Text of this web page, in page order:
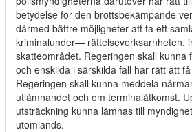
betydelse för den brottsbekämpande
därmed bättre möjligheter att ta ett
kriminalunder— rättelseverksarnheten,
skatteområdet. Regeringen skall kunna
och enskilda i särskilda fall har rätt att
Regeringen skall kunna meddela
utlämnandet och om terminalåtkomst.
utsträckning kunna lämnas till
utomlands.